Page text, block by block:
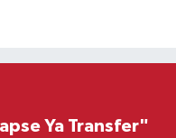
Ya Transfer"